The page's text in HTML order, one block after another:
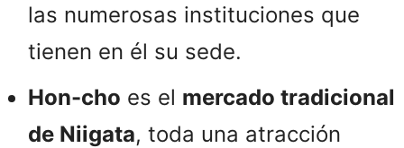
las numerosas instituciones que
tienen en él su sede.
Hon-cho es el mercado tradicional
de Niigata, toda una atracción